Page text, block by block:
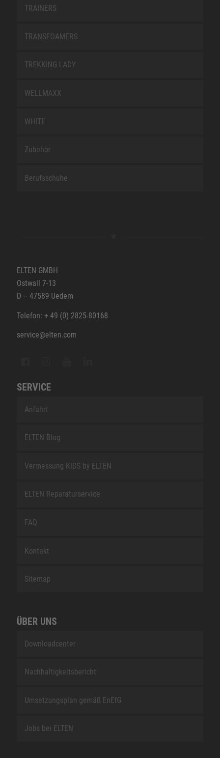
TRAINERS
TRANSFOAMERS
TREKKING LADY
WELLMAXX
WHITE
Zubehör
Berufsschuhe
ELTEN GMBH
Ostwall 7-13
D – 47589 Uedem
Telefon: + 49 (0) 2825-80168
service@elten.com
SERVICE
Anfahrt
ELTEN Blog
Vermessung KIDS by ELTEN
ELTEN Reparaturservice
FAQ
Kontakt
Sitemap
ÜBER UNS
Downloadcenter
Nachhaltigkeitsbericht
Umsetzungsplan gemäß EnEfG
Jobs bei ELTEN